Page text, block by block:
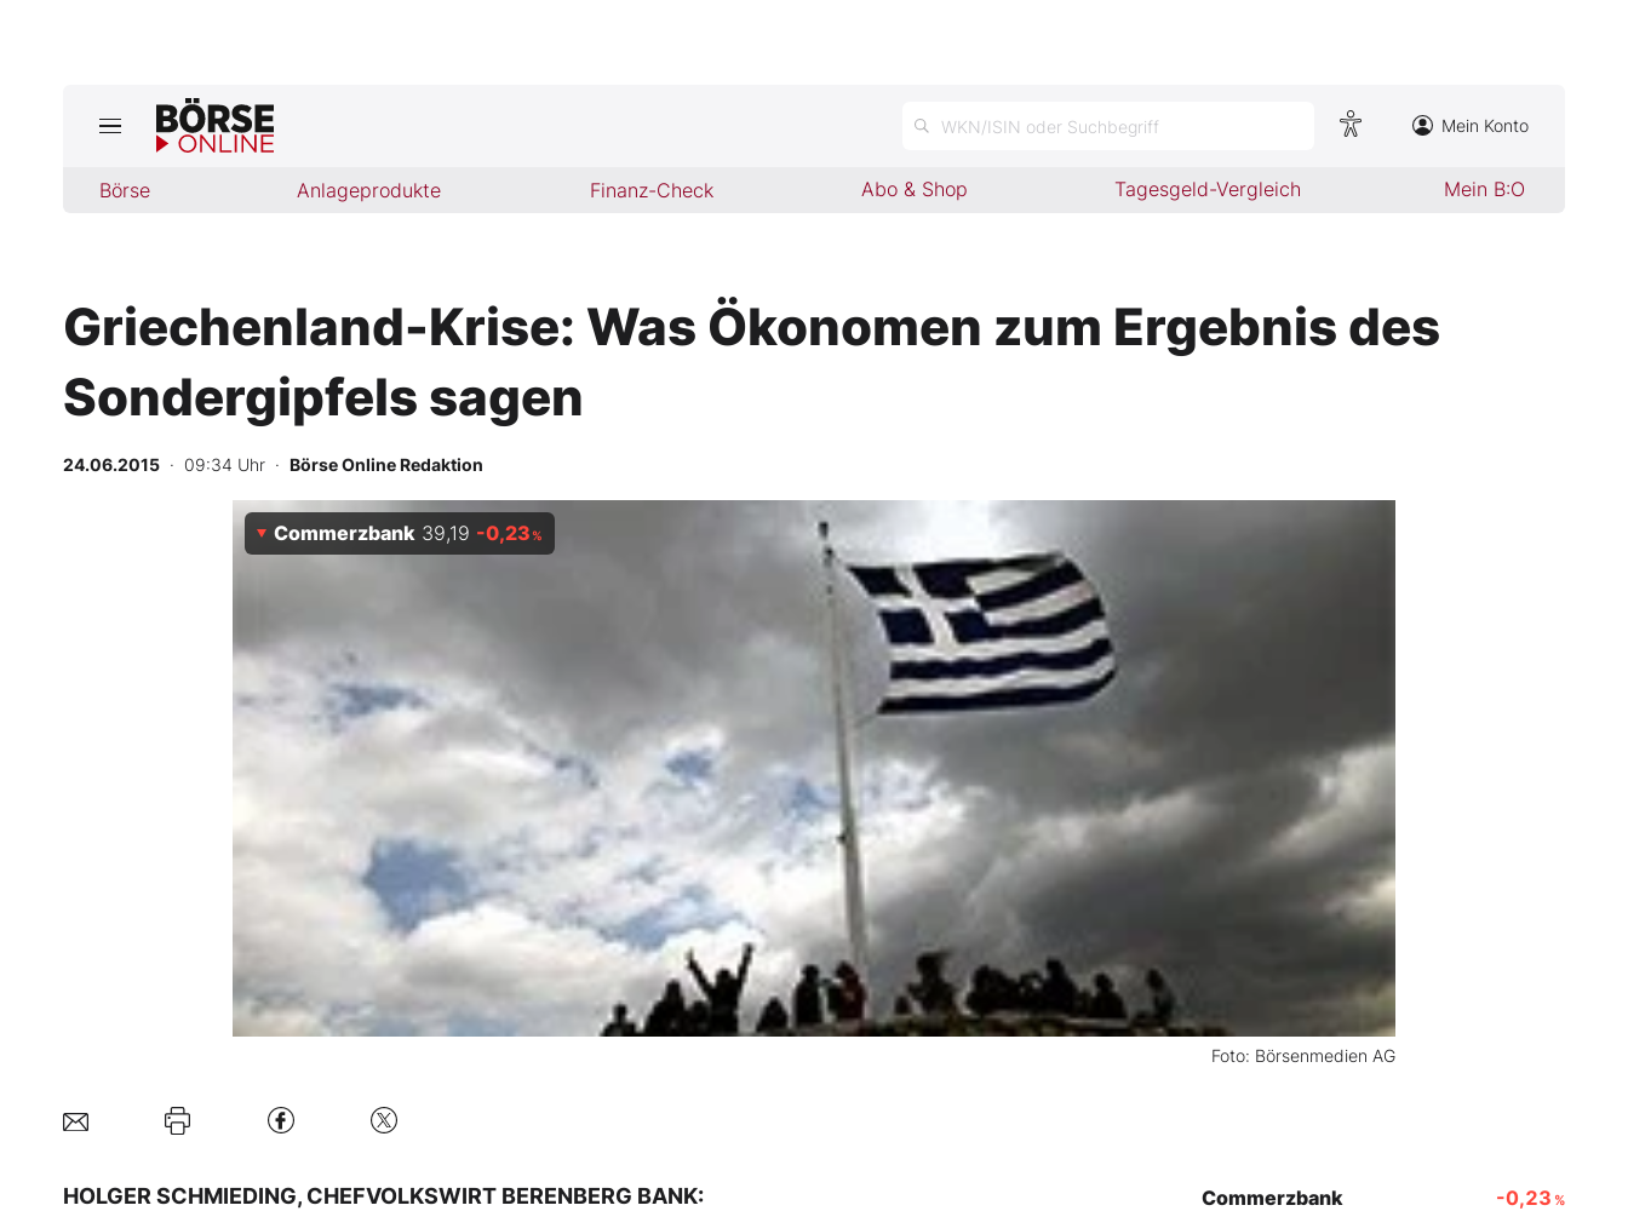
WKN/ISIN oder Suchbegriff Mein Konto
Börse Anlageprodukte Finanz-Check Abo & Shop Tagesgeld-Vergleich Mein B:O
Jetzt aktuelle Ausgabe BÖRSE ONLINE lesen
Anlageprodukte
Finanz-Check
BO-Musterdepots
Mein B:O
Mein Konto
Griechenland-Krise: Was Ökonomen zum Ergebnis des
Sondergipfels sagen
24.06.2015 · 09:34 Uhr · Börse Online Redaktion
Foto: Börsenmedien AG
Commerzbank 39,19 -0,23%
HOLGER SCHMIEDING, CHEFVOLKSWIRT BERENBERG BANK:
Commerzbank -0,23 %